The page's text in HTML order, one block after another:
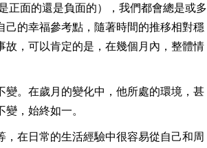
正面的還是負面的），我們都會總是或多
的幸福參考點，隨著時間的推移相對穩
，可以肯定的是，在幾個月內，整體情
。在歲月的變化中，他所處的環境，甚
，始終如一。
在日常的生活經驗中很容易從自己和周